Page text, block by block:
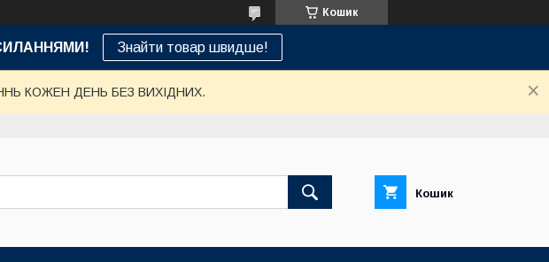
Кошик
Знайти товар швидше!
КОЖЕН ДЕНЬ БЕЗ ВИХІДНИХ.
Кошик